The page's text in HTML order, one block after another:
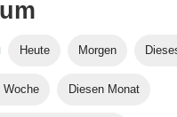
Heute Morgen
Woche Diesen Monat